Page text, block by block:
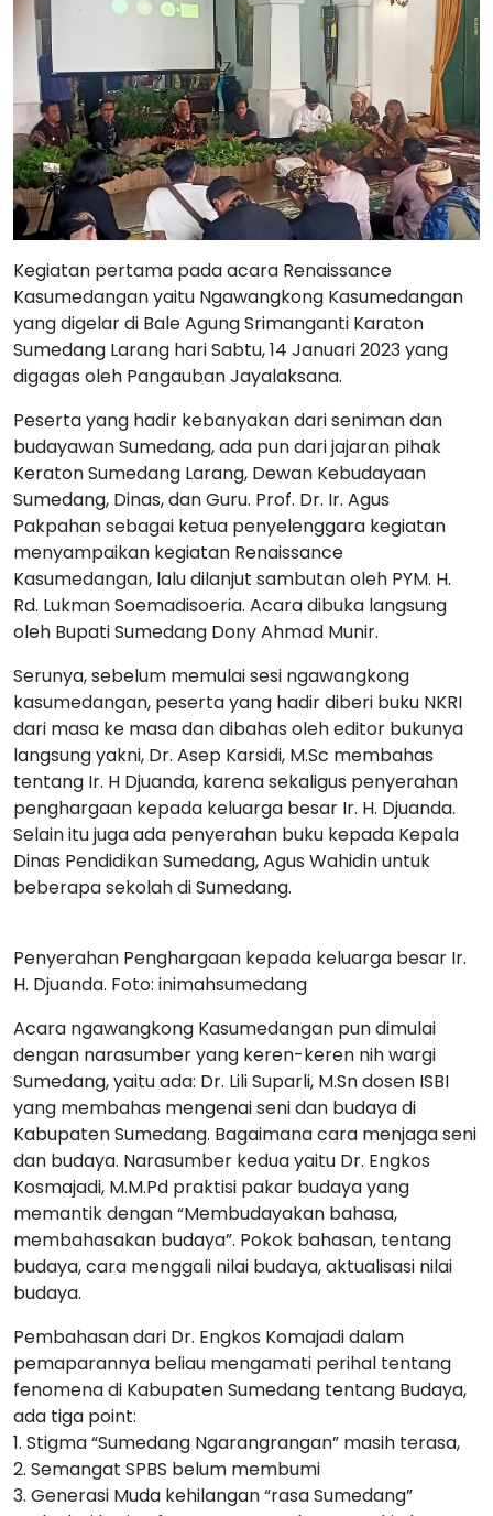
Kegiatan pertama pada acara Renaissance
Kasumedangan yaitu Ngawangkong Kasumedangan
yang digelar di Bale Agung Srimanganti Karaton
Sumedang Larang hari Sabtu, 14 Januari 2023 yang
digagas oleh Pangauban Jayalaksana.
Peserta yang hadir kebanyakan dari seniman dan
budayawan Sumedang, ada pun dari jajaran pihak
Keraton Sumedang Larang, Dewan Kebudayaan
Sumedang, Dinas, dan Guru. Prof. Dr. Ir. Agus
Pakpahan sebagai ketua penyelenggara kegiatan
menyampaikan kegiatan Renaissance
Kasumedangan, lalu dilanjut sambutan oleh PYM. H.
Rd. Lukman Soemadisoeria. Acara dibuka langsung
oleh Bupati Sumedang Dony Ahmad Munir.
Serunya, sebelum memulai sesi ngawangkong
kasumedangan, peserta yang hadir diberi buku NKRI
dari masa ke masa dan dibahas oleh editor bukunya
langsung yakni, Dr. Asep Karsidi, M.Sc membahas
tentang Ir. H Djuanda, karena sekaligus penyerahan
penghargaan kepada keluarga besar Ir. H. Djuanda.
Selain itu juga ada penyerahan buku kepada Kepala
Dinas Pendidikan Sumedang, Agus Wahidin untuk
beberapa sekolah di Sumedang.
Penyerahan Penghargaan kepada keluarga besar Ir.
H. Djuanda. Foto: inimahsumedang
Acara ngawangkong Kasumedangan pun dimulai
dengan narasumber yang keren-keren nih wargi
Sumedang, yaitu ada: Dr. Lili Suparli, M.Sn dosen ISBI
yang membahas mengenai seni dan budaya di
Kabupaten Sumedang. Bagaimana cara menjaga seni
dan budaya. Narasumber kedua yaitu Dr. Engkos
Kosmajadi, M.M.Pd praktisi pakar budaya yang
memantik dengan “Membudayakan bahasa,
membahasakan budaya”. Pokok bahasan, tentang
budaya, cara menggali nilai budaya, aktualisasi nilai
budaya.
Pembahasan dari Dr. Engkos Komajadi dalam
pemaparannya beliau mengamati perihal tentang
fenomena di Kabupaten Sumedang tentang Budaya,
ada tiga point:
1. Stigma “Sumedang Ngarangrangan” masih terasa,
2. Semangat SPBS belum membumi
3. Generasi Muda kehilangan “rasa Sumedang”